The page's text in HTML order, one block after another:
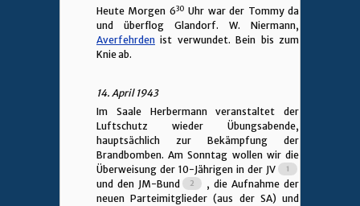
Heute Morgen 630 Uhr war der Tommy da
und überflog Glandorf. W. Niermann,
Averfehrden ist verwundet. Bein bis zum
Knie ab.
14. April 1943
Im Saale Herbermann veranstaltet der
Luftschutz wieder Übungsabende,
hauptsächlich zur Bekämpfung der
Brandbomben. Am Sonntag wollen wir die
Überweisung der 10-Jährigen in der JV
und den JM-Bund
, die Aufnahme der
neuen Parteimitglieder (aus der SA) und